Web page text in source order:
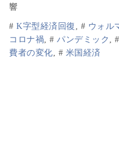
響
# K字型経済回復 , # ウォル
コロナ禍, # パンデミック , #
費者の変化, # 米国経済